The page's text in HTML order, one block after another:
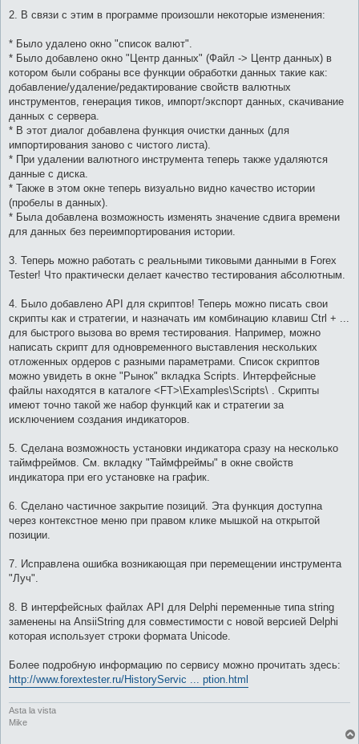
2. В связи с этим в программе произошли некоторые изменения:
* Было удалено окно "список валют".
* Было добавлено окно "Центр данных" (Файл -> Центр данных) в
котором были собраны все функции обработки данных такие как:
добавление/удаление/редактирование свойств валютных
инструментов, генерация тиков, импорт/экспорт данных, скачивание
данных с сервера.
* В этот диалог добавлена функция очистки данных (для
импортирования заново с чистого листа).
* При удалении валютного инструмента теперь также удаляются
данные с диска.
* Также в этом окне теперь визуально видно качество истории
(пробелы в данных).
* Была добавлена возможность изменять значение сдвига времени
для данных без переимпортирования истории.
3. Теперь можно работать с реальными тиковыми данными в Forex
Tester! Что практически делает качество тестирования абсолютным.
4. Было добавлено API для скриптов! Теперь можно писать свои
скрипты как и стратегии, и назначать им комбинацию клавиш Ctrl + ...
для быстрого вызова во время тестирования. Например, можно
написать скрипт для одновременного выставления нескольких
отложенных ордеров с разными параметрами. Список скриптов
можно увидеть в окне "Рынок" вкладка Scripts. Интерфейсные
файлы находятся в каталоге <FT>\Examples\Scripts\ . Скрипты
имеют точно такой же набор функций как и стратегии за
исключением создания индикаторов.
5. Сделана возможность установки индикатора сразу на несколько
таймфреймов. См. вкладку "Таймфреймы" в окне свойств
индикатора при его установке на график.
6. Сделано частичное закрытие позиций. Эта функция доступна
через контекстное меню при правом клике мышкой на открытой
позиции.
7. Исправлена ошибка возникающая при перемещении инструмента
"Луч".
8. В интерфейсных файлах API для Delphi переменные типа string
заменены на AnsiiString для совместимости с новой версией Delphi
которая использует строки формата Unicode.
Более подробную информацию по сервису можно прочитать здесь:
http://www.forextester.ru/HistoryServic ... ption.html
Asta la vista
Mike